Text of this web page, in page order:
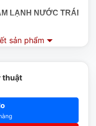
LẠNH NƯỚC TRÁI
JET25 được làm từ hai
tạo nên kết cấu mạnh
tính chống va đập. Inox
sản phẩm
thuật